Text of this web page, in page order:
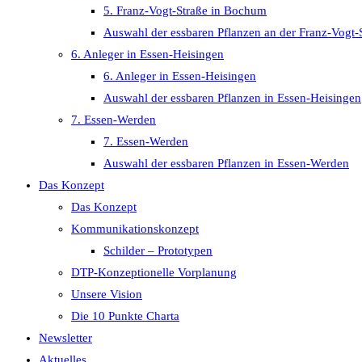
5. Franz-Vogt-Straße in Bochum
Auswahl der essbaren Pflanzen an der Franz-Vogt-
6. Anleger in Essen-Heisingen
6. Anleger in Essen-Heisingen
Auswahl der essbaren Pflanzen in Essen-Heisingen
7. Essen-Werden
7. Essen-Werden
Auswahl der essbaren Pflanzen in Essen-Werden
Das Konzept
Das Konzept
Kommunikationskonzept
Schilder – Prototypen
DTP-Konzeptionelle Vorplanung
Unsere Vision
Die 10 Punkte Charta
Newsletter